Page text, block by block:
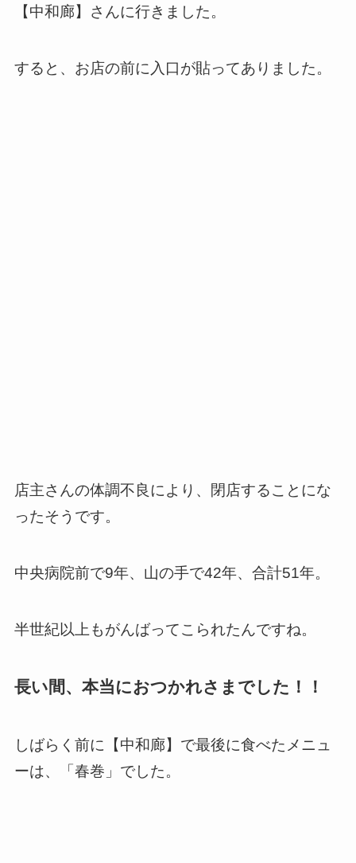
【中和廊】さんに行きました。
すると、お店の前に入口が貼ってありました。
店主さんの体調不良により、閉店することにな
ったそうです。
中央病院前で9年、山の手で42年、合計51年。
半世紀以上もがんばってこられたんですね。
長い間、本当におつかれさまでした！！
しばらく前に【中和廊】で最後に食べたメニュ
ーは、「春巻」でした。